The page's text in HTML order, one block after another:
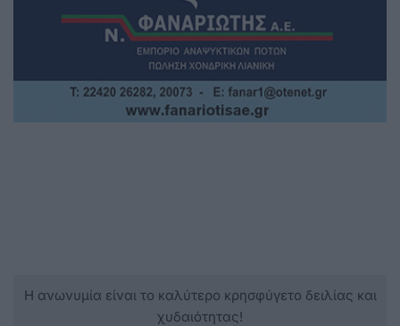
Η ανωνυμία είναι το καλύτερο κρησφύγετο δειλίας και
χυδαιότητας!